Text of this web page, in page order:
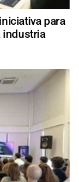
para
industria